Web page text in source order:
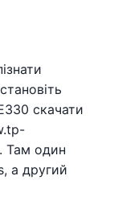
скачати
Там один
а другий